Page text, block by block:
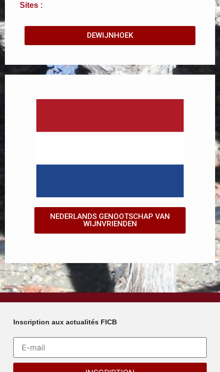
Sites :
DEWIJNHOEK
NEDERLANDS GENOOTSCHAP VAN
WIJNVRIENDEN
Inscription aux actualités FICB